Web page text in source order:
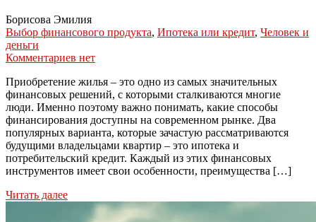
Борисова Эмилия
Выбор финансового продукта, Ипотека или кредит, Человек и
деньги
Комментариев нет
Приобретение жилья – это одно из самых значительных
финансовых решений, с которыми сталкиваются многие
люди. Именно поэтому важно понимать, какие способы
финансирования доступны на современном рынке. Два
популярных варианта, которые зачастую рассматриваются
будущими владельцами квартир – это ипотека и
потребительский кредит. Каждый из этих финансовых
инструментов имеет свои особенности, преимущества […]
Читать далее